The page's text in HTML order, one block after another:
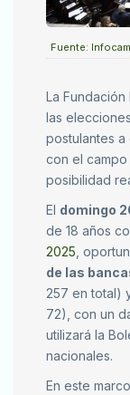
Fuente:
La
las
postulantes
con el
posibilidad
El domingo
de 18 años
2025 ,
de las
257 en total)
72), con un
utilizará la
nacionales.
En este